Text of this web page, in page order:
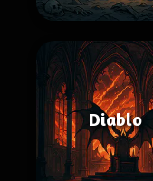
Diablo